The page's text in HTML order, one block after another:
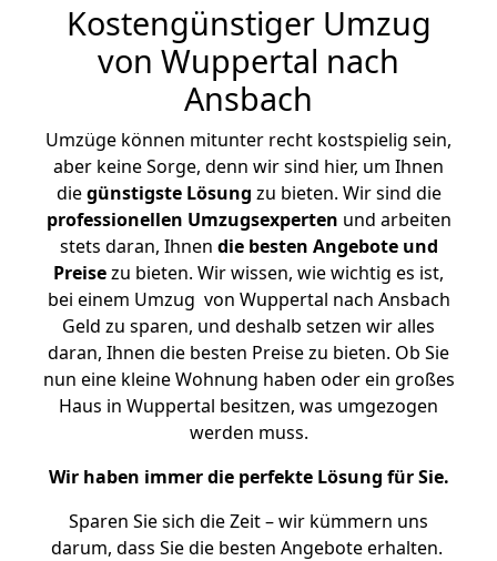
Kostengünstiger Umzug
von Wuppertal nach
Ansbach
Umzüge können mitunter recht kostspielig sein,
aber keine Sorge, denn wir sind hier, um Ihnen
diegünstigste Lösung zu bieten. Wir sind die
professionellen Umzugsexperten und arbeiten
stets daran, Ihnen die besten Angebote und
Preisezu bieten. Wir wissen, wie wichtig es ist,
bei einem Umzug von Wuppertal nach Ansbach
Geld zu sparen, und deshalb setzen wir alles
daran, Ihnen die besten Preise zu bieten. Ob Sie
nun eine kleine Wohnung haben oder ein großes
Haus in Wuppertal besitzen, was umgezogen
werden muss.
Wir haben immer die perfekte Lösung für Sie.
Sparen Sie sich die Zeit – wir kümmern uns
darum, dass Sie die besten Angebote erhalten.